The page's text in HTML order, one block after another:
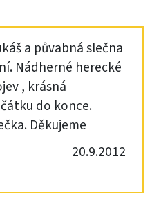
a půvabná slečna
Nádherné herecké
, krásná
do konce.
Děkujeme
20.9.2012